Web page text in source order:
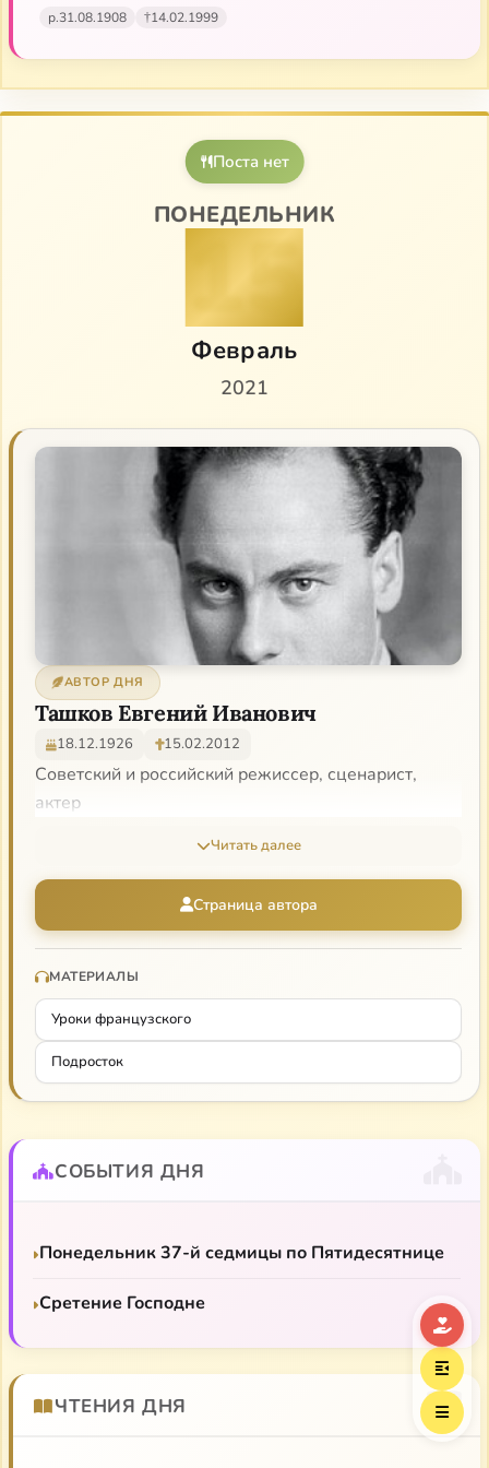
р.31.08.1908 †14.02.1999
Поста нет
ПОНЕДЕЛЬНИК
15
Февраль
2021
АВТОР ДНЯ
Ташков Евгений Иванович
18.12.1926 15.02.2012
Советский и российский режиссер, сценарист,
актер
Читать далее
Страница автора
МАТЕРИАЛЫ
Уроки французского
Подросток
СОБЫТИЯ ДНЯ
Понедельник 37-й седмицы по Пятидесятнице
Сретение Господне
ЧТЕНИЯ ДНЯ